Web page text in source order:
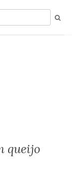
queijo